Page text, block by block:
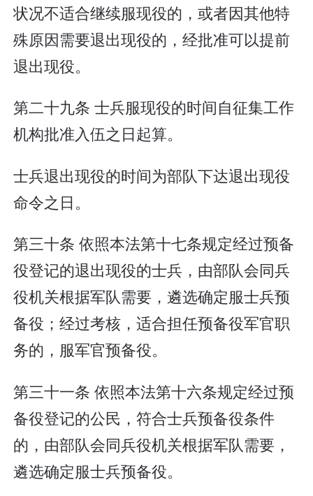
状况不适合继续服现役的，或者因其他特
殊原因需要退出现役的，经批准可以提前
退出现役。
第二十九条 士兵服现役的时间自征集工作
机构批准入伍之日起算。
士兵退出现役的时间为部队下达退出现役
命令之日。
第三十条 依照本法第十七条规定经过预备
役登记的退出现役的士兵，由部队会同兵
役机关根据军队需要，遴选确定服士兵预
备役；经过考核，适合担任预备役军官职
务的，服军官预备役。
第三十一条 依照本法第十六条规定经过预
备役登记的公民，符合士兵预备役条件
的，由部队会同兵役机关根据军队需要，
遴选确定服士兵预备役。